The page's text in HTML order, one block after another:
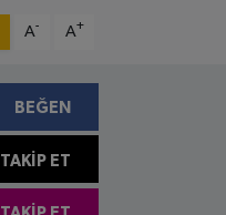
A- A+
BEĞEN
TAKIP ET